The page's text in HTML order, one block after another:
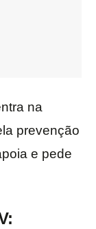
na
prevenção
e pede